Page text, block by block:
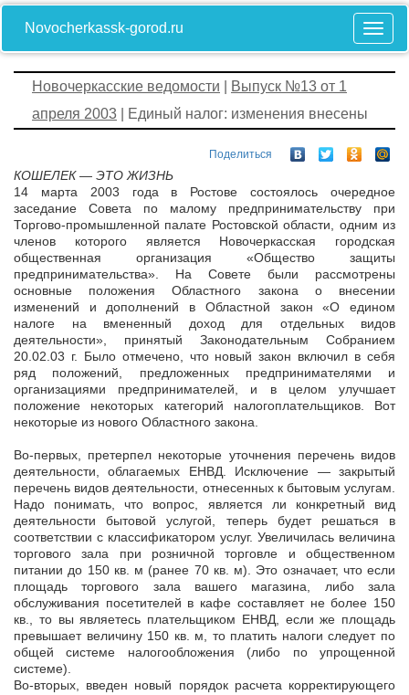
Novocherkassk-gorod.ru
Новочеркасские ведомости
Выпуск №13 от 1
апреля 2003 | Единый налог: изменения внесены
Поделиться
КОШЕЛЕК — ЭТО ЖИЗНЬ
14 марта 2003 года в Ростове состоялось очередное
заседание Совета по малому предпринимательству при
Торгово-промышленной палате Ростовской области, одним из
членов которого является Новочеркасская городская
общественная организация «Общество защиты
предпринимательства». На Совете были рассмотрены
основные положения Областного закона о внесении
изменений и дополнений в Областной закон «О едином
налоге на вмененный доход для отдельных видов
деятельности», принятый Законодательным Собранием
20.02.03 г. Было отмечено, что новый закон включил в себя
ряд положений, предложенных предпринимателями и
организациями предпринимателей, и в целом улучшает
положение некоторых категорий налогоплательщиков. Вот
некоторые из нового Областного закона.
Во-первых, претерпел некоторые уточнения перечень видов
деятельности, облагаемых ЕНВД. Исключение — закрытый
перечень видов деятельности, отнесенных к бытовым услугам.
Надо понимать, что вопрос, является ли конкретный вид
деятельности бытовой услугой, теперь будет решаться в
соответствии с классификатором услуг. Увеличилась величина
торгового зала при розничной торговле и общественном
питании до 150 кв. м (ранее 70 кв. м). Это означает, что если
площадь торгового зала вашего магазина, либо зала
обслуживания посетителей в кафе составляет не более 150
кв., то вы являетесь плательщиком ЕНВД, если же площадь
превышает величину 150 кв. м, то платить налоги следует по
общей системе налогообложения (либо по упрощенной
системе).
Во-вторых, введен новый порядок расчета корректирующего